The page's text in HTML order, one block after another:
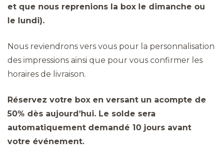
et que nous reprenions la box le dimanche ou
le lundi).
Nous reviendrons vers vous pour la personnalisation
des impressions ainsi que pour vous confirmer les
horaires de livraison.
Réservez votre box en versant un acompte de
50% dès aujourd’hui. Le solde sera
automatiquement demandé 10 jours avant
votre événement.